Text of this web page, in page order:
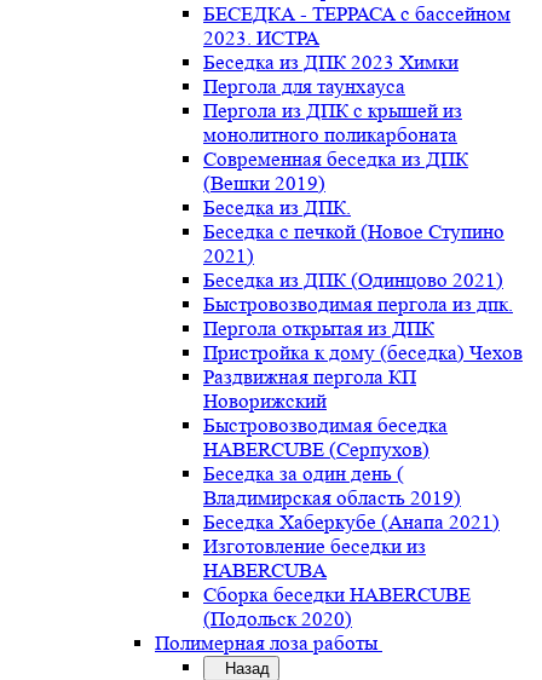
БЕСЕДКА - ТЕРРАСА с бассейном
2023. ИСТРА
Беседка из ДПК 2023 Химки
Пергола для таунхауса
Пергола из ДПК с крышей из
монолитного поликарбоната
Современная беседка из ДПК
(Вешки 2019)
Беседка из ДПК.
Беседка с печкой (Новое Ступино
2021)
Беседка из ДПК (Одинцово 2021)
Быстровозводимая пергола из дпк.
Пергола открытая из ДПК
Пристройка к дому (беседка) Чехов
Раздвижная пергола КП
Новорижский
Быстровозводимая беседка
HABERCUBE (Серпухов)
Беседка за один день (
Владимирская область 2019)
Беседка Хаберкубе (Анапа 2021)
Изготовление беседки из
HABERCUBA
Сборка беседки HABERCUBE
(Подольск 2020)
Полимерная лоза работы
Назад